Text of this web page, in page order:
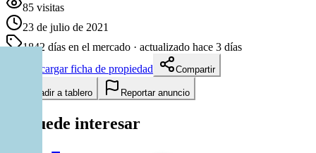
85 visitas
23 de julio de 2021
1842 días en el mercado · actualizado hace 3 días
Descargar ficha de propiedad
Compartir
Añadir a tablero Reportar anuncio
Te puede interesar